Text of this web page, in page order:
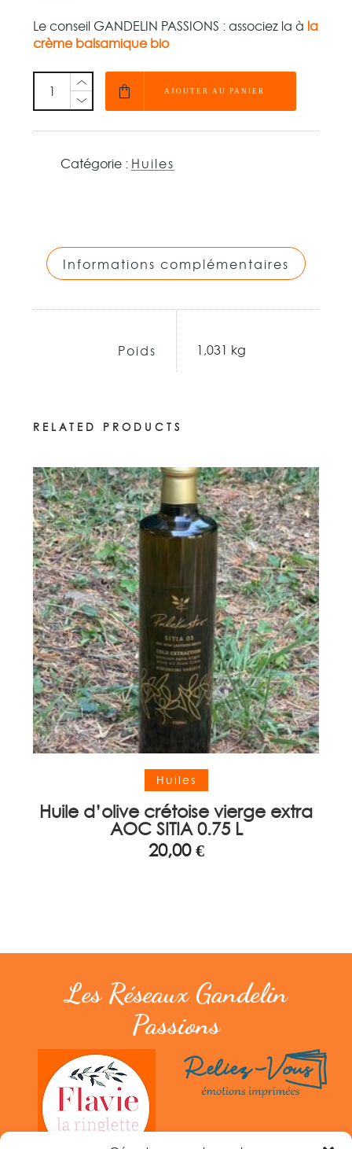
Le conseil GANDELIN PASSIONS : associez la à la
crème balsamique bio
AJOUTER AU PANIER
Catégorie : Huiles
Informations complémentaires
Poids 1,031 kg
RELATED PRODUCTS
Ajouter au panier
Huiles
Huile d’olive crétoise vierge extra
AOC SITIA 0.75 L
20,00€
Les Réseaux Gandelin
Passions